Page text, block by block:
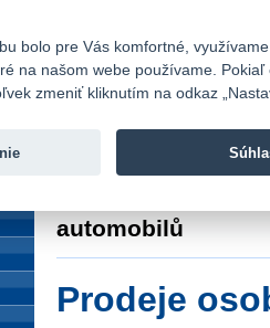
Fio banka
automobilů
Prodeje
bolo pre Vás komfortné,
na našom webe používame.
zmeniť kliknutím na odkaz